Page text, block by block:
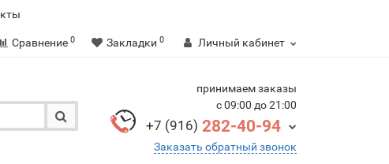
Сравнение 0 Закладки 0 Личный кабинет
принимаем заказы
с 09:00 до 21:00
+7 (916) 282-40-94
Заказать обратный звонок